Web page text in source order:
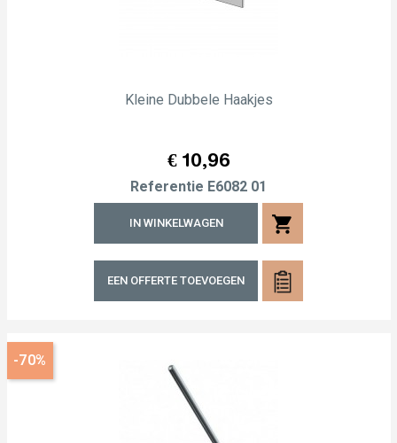
Kleine Dubbele Haakjes
Prijs
€ 10,96
Referentie E6082 01
IN WINKELWAGEN shopping_cart
EEN OFFERTE TOEVOEGEN
-70%